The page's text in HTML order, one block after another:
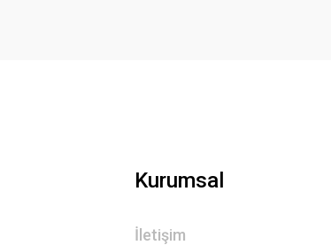
Kurumsal
İletişim